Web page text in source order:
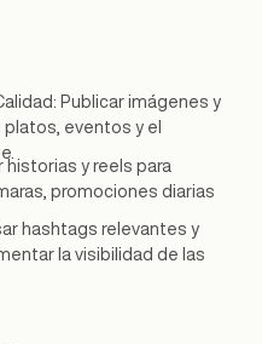
Publicar imágenes y
eventos y el
historias y reels para
promociones diarias
hashtags relevantes y
la visibilidad de las